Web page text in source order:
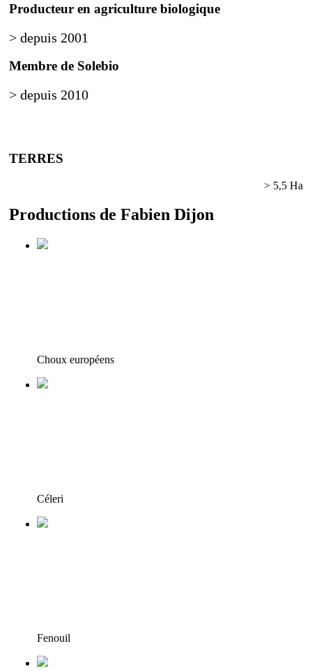
Producteur en agriculture biologique
> depuis 2001
Membre de Solebio
> depuis 2010
TERRES
> 5,5 Ha
Productions de Fabien Dijon
Choux européens
Céleri
Fenouil